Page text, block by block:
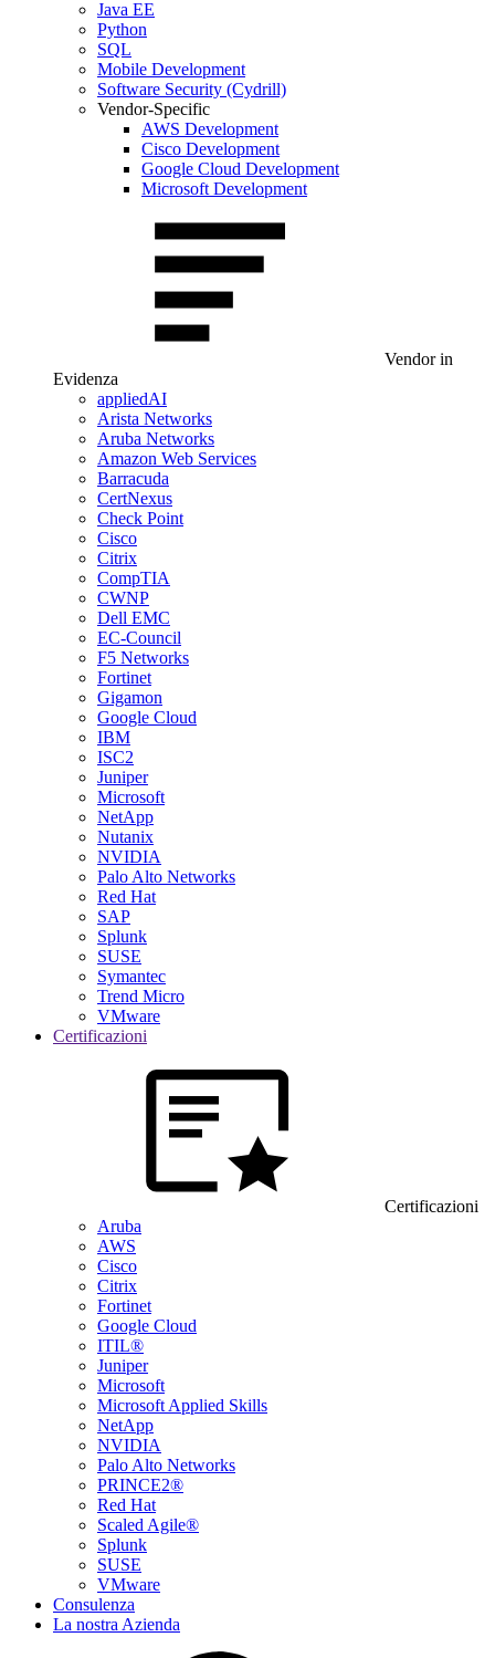
Java EE
Python
SQL
Mobile Development
Software Security (Cydrill)
Vendor-Specific
AWS Development
Cisco Development
Google Cloud Development
Microsoft Development
Vendor in
Evidenza
appliedAI
Arista Networks
Aruba Networks
Amazon Web Services
Barracuda
CertNexus
Check Point
Cisco
Citrix
CompTIA
CWNP
Dell EMC
EC-Council
F5 Networks
Fortinet
Gigamon
Google Cloud
IBM
ISC2
Juniper
Microsoft
NetApp
Nutanix
NVIDIA
Palo Alto Networks
Red Hat
SAP
Splunk
SUSE
Symantec
Trend Micro
VMware
Certificazioni
Certificazioni
Aruba
AWS
Cisco
Citrix
Fortinet
Google Cloud
ITIL®
Juniper
Microsoft
Microsoft Applied Skills
NetApp
NVIDIA
Palo Alto Networks
PRINCE2®
Red Hat
Scaled Agile®
Splunk
SUSE
VMware
Consulenza
La nostra Azienda